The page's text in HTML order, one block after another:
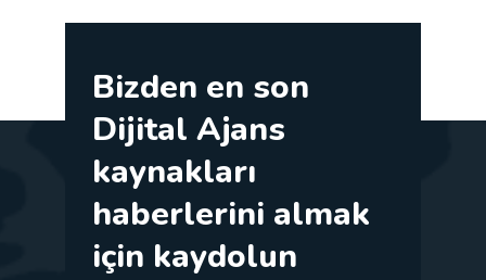
Bizden en son
Dijital Ajans
kaynakları
haberlerini almak
için kaydolun